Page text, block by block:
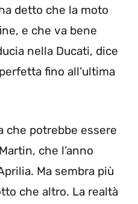
detto che la moto
e che va bene
nella Ducati, dice
fino all’ultima
che potrebbe essere
che l’anno
Ma sembra più
che altro. La realtà